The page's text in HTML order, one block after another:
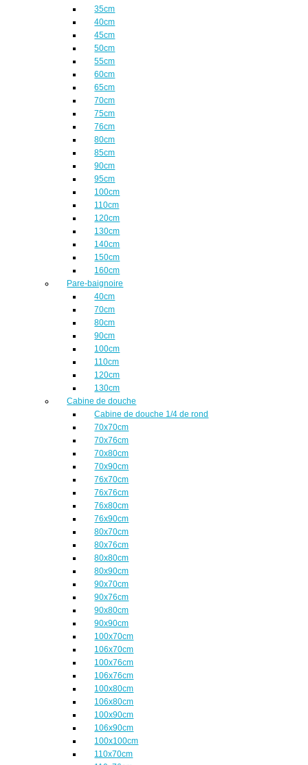
35cm
40cm
45cm
50cm
55cm
60cm
65cm
70cm
75cm
76cm
80cm
85cm
90cm
95cm
100cm
110cm
120cm
130cm
140cm
150cm
160cm
Pare-baignoire
40cm
70cm
80cm
90cm
100cm
110cm
120cm
130cm
Cabine de douche
Cabine de douche 1/4 de rond
70x70cm
70x76cm
70x80cm
70x90cm
76x70cm
76x76cm
76x80cm
76x90cm
80x70cm
80x76cm
80x80cm
80x90cm
90x70cm
90x76cm
90x80cm
90x90cm
100x70cm
106x70cm
100x76cm
106x76cm
100x80cm
106x80cm
100x90cm
106x90cm
100x100cm
110x70cm